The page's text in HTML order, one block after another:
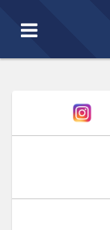
Toggle
navigation